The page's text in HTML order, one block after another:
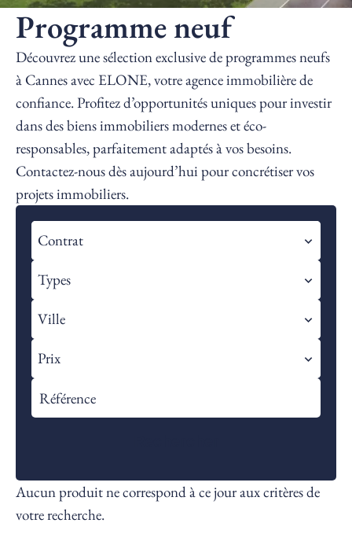
Programme neuf
Découvrez une sélection exclusive de programmes neufs
à Cannes avec ELONE, votre agence immobilière de
confiance. Profitez d’opportunités uniques pour investir
dans des biens immobiliers modernes et éco-
responsables, parfaitement adaptés à vos besoins.
Contactez-nous dès aujourd’hui pour concrétiser vos
projets immobiliers.
Aucun produit ne correspond à ce jour aux critères de
votre recherche.
Contrat
Types
Ville
Prix